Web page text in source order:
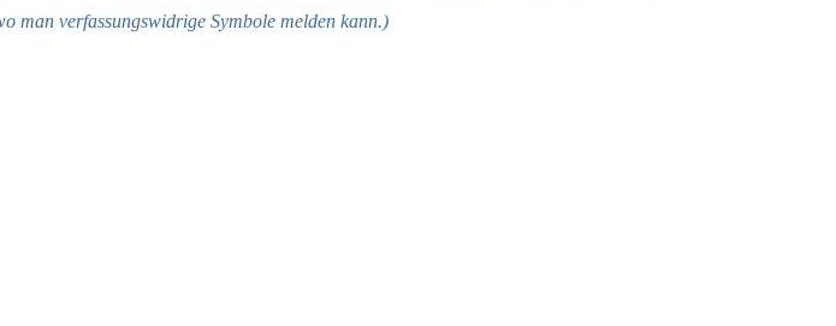
man verfassungswidrige Symbole melden kann.)